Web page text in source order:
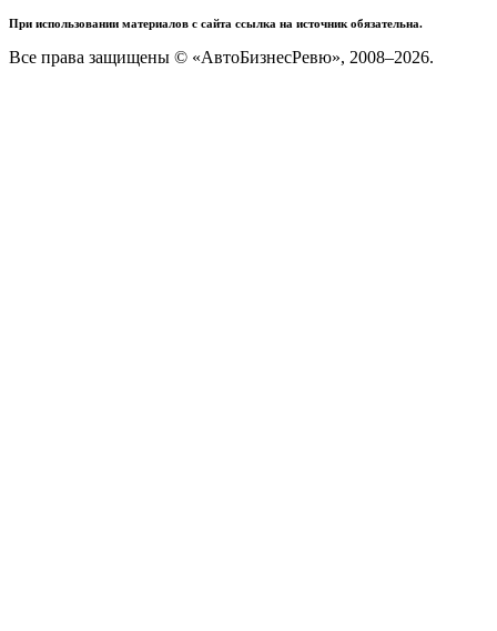
При использовании материалов с сайта ссылка на источник обязательна.
Все права защищены © «АвтоБизнесРевю», 2008–2026.